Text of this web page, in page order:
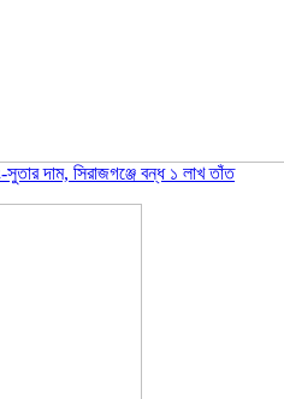
দাম, সিরাজগঞ্জে বন্ধ ১ লাখ তাঁত